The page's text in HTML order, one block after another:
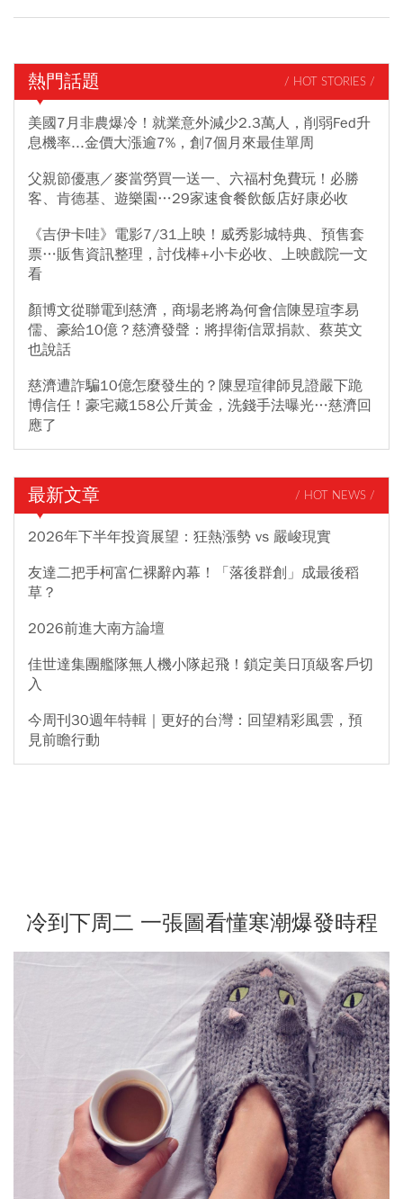
熱門話題 / HOT STORIES /
美國7月非農爆冷！就業意外減少2.3萬人，削弱Fed升
息機率...金價大漲逾7%，創7個月來最佳單周
父親節優惠／麥當勞買一送一、六福村免費玩！必勝
客、肯德基、遊樂園…29家速食餐飲飯店好康必收
《吉伊卡哇》電影7/31上映！威秀影城特典、預售套
票…販售資訊整理，討伐棒+小卡必收、上映戲院一文
看
顏博文從聯電到慈濟，商場老將為何會信陳昱瑄李易
儒、豪給10億？慈濟發聲：將捍衛信眾捐款、蔡英文
也說話
慈濟遭詐騙10億怎麼發生的？陳昱瑄律師見證嚴下跪
博信任！豪宅藏158公斤黃金，洗錢手法曝光…慈濟回
應了
最新文章 / HOT NEWS /
2026年下半年投資展望：狂熱漲勢 vs 嚴峻現實
友達二把手柯富仁裸辭內幕！「落後群創」成最後稻
草？
2026前進大南方論壇
佳世達集團艦隊無人機小隊起飛！鎖定美日頂級客戶切
入
今周刊30週年特輯｜更好的台灣：回望精彩風雲，預
見前瞻行動
冷到下周二 一張圖看懂寒潮爆發時程